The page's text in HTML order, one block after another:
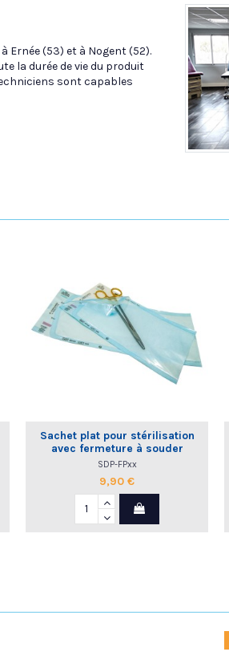
Ernée (53) et à Nogent (52).
la durée de vie du produit
sont capables
Sachet plat pour stérilisation
avec fermeture à souder
SDP-FPxx
9,90 €